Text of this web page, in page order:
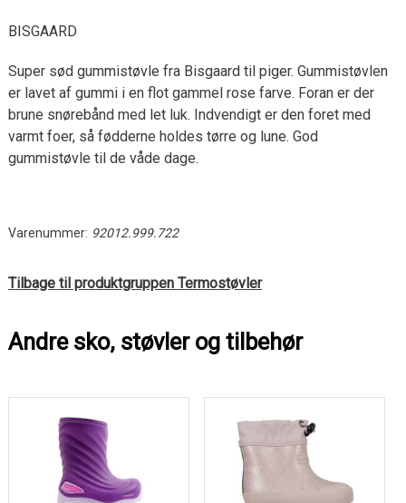
BISGAARD
Super sød gummistøvle fra Bisgaard til piger. Gummistøvlen
er lavet af gummi i en flot gammel rose farve. Foran er der
brune snørebånd med let luk. Indvendigt er den foret med
varmt foer, så fødderne holdes tørre og lune. God
gummistøvle til de våde dage.
Varenummer: 92012.999.722
Tilbage til produktgruppen Termostøvler
Andre sko, støvler og tilbehør